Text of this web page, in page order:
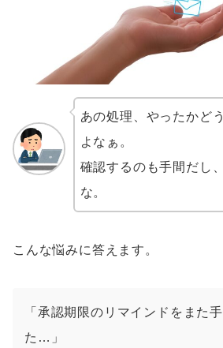
あの処理、やったかど
よなぁ。
確認するのも手間だし
な。
こんな悩みに答えます。
「承認期限のリマインドをまた
た…」